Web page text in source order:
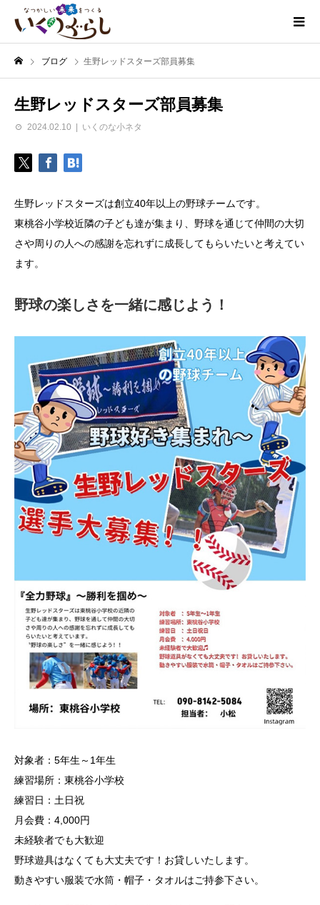
ブログ 生野レッドスターズ部員募集
生野レッドスターズ部員募集
2024.02.10 いくのな小ネタ
生野レッドスターズは創立40年以上の野球チームです。
東桃谷小学校近隣の子ども達が集まり、野球を通じて仲間の大切
さや周りの人への感謝を忘れずに成長してもらいたいと考えてい
ます。
野球の楽しさを一緒に感じよう！
対象者：5年生～1年生
練習場所：東桃谷小学校
練習日：土日祝
月会費：4,000円
未経験者でも大歓迎
野球遊具はなくても大丈夫です！お貸しいたします。
動きやすい服装で水筒・帽子・タオルはご持参下さい。